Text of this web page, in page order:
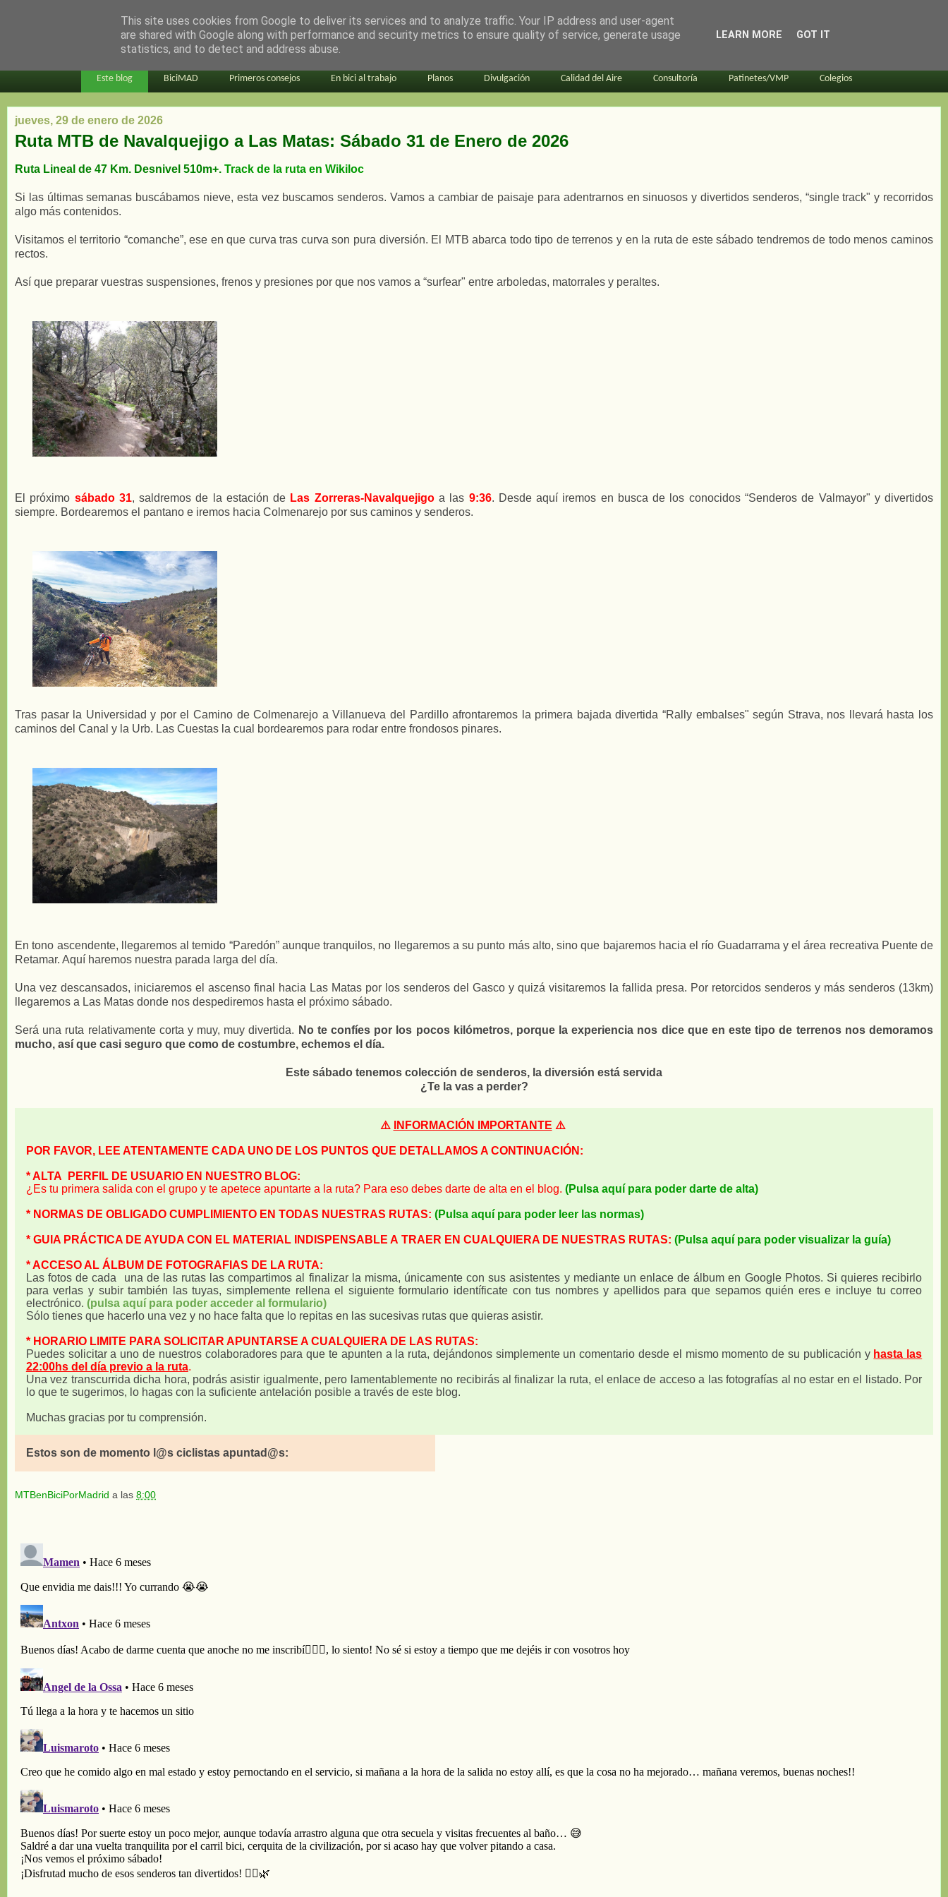
en bici por madrid
Este blog BiciMAD Primeros consejos En bici al trabajo Planos Divulgación Calidad del Aire Consultoría Patinetes/VMP Colegios
jueves, 29 de enero de 2026
Ruta MTB de Navalquejigo a Las Matas: Sábado 31 de Enero de 2026
Ruta Lineal de 47 Km. Desnivel 510m+. Track de la ruta en Wikiloc
Si las últimas semanas buscábamos nieve, esta vez buscamos senderos. Vamos a cambiar de paisaje para adentrarnos en sinuosos y divertidos senderos, “single track" y recorridos
algo más contenidos.
Visitamos el territorio “comanche”, ese en que curva tras curva son pura diversión. El MTB abarca todo tipo de terrenos y en la ruta de este sábado tendremos de todo menos caminos
rectos.
Así que preparar vuestras suspensiones, frenos y presiones por que nos vamos a “surfear" entre arboledas, matorrales y peraltes.
El próximo sábado 31, saldremos de la estación de Las Zorreras-Navalquejigoa las 9:36. Desde aquí iremos en busca de los conocidos “Senderos de Valmayor" y divertidos
siempre. Bordearemos el pantano e iremos hacia Colmenarejo por sus caminos y senderos.
Tras pasar la Universidad y por el Camino de Colmenarejo a Villanueva del Pardillo afrontaremos la primera bajada divertida “Rally embalses" según Strava, nos llevará hasta los
caminos del Canal y la Urb. Las Cuestas la cual bordearemos para rodar entre frondosos pinares.
En tono ascendente, llegaremos al temido “Paredón” aunque tranquilos, no llegaremos a su punto más alto, sino que bajaremos hacia el río Guadarrama y el área recreativa Puente de
Retamar. Aquí haremos nuestra parada larga del día.
Una vez descansados, iniciaremos el ascenso final hacia Las Matas por los senderos del Gasco y quizá visitaremos la fallida presa. Por retorcidos senderos y más senderos (13km)
llegaremos a Las Matas donde nos despediremos hasta el próximo sábado.
Será una ruta relativamente corta y muy, muy divertida. No te confíes por los pocos kilómetros, porque la experiencia nos dice que en este tipo de terrenos nos demoramos
mucho, así que casi seguro que como de costumbre, echemos el día.
Este sábado tenemos colección de senderos, la diversión está servida
¿Te la vas a perder?
⚠️ INFORMACIÓN IMPORTANTE ⚠️
POR FAVOR, LEE ATENTAMENTE CADA UNO DE LOS PUNTOS QUE DETALLAMOS A CONTINUACIÓN:
* ALTA PERFIL DE USUARIO EN NUESTRO BLOG:
¿Es tu primera salida con el grupo y te apetece apuntarte a la ruta? Para eso debes darte de alta en el blog. (Pulsa aquí para poder darte de alta)
* NORMAS DE OBLIGADO CUMPLIMIENTO EN TODAS NUESTRAS RUTAS: (Pulsa aquí para poder leer las normas)
* GUIA PRÁCTICA DE AYUDA CON EL MATERIAL INDISPENSABLE A TRAER EN CUALQUIERA DE NUESTRAS RUTAS: (Pulsa aquí para poder visualizar la guía)
* ACCESO AL ÁLBUM DE FOTOGRAFIAS DE LA RUTA:
Las fotos de cada una de las rutas las compartimos al finalizar la misma, únicamente con sus asistentes y mediante un enlace de álbum en Google Photos. Si quieres recibirlo
para verlas y subir también las tuyas, simplemente rellena el siguiente formulario identíficate con tus nombres y apellidos para que sepamos quién eres e incluye tu correo
electrónico. (pulsa aquí para poder acceder al formulario)
Sólo tienes que hacerlo una vez y no hace falta que lo repitas en las sucesivas rutas que quieras asistir.
* HORARIO LIMITE PARA SOLICITAR APUNTARSE A CUALQUIERA DE LAS RUTAS:
Puedes solicitar a uno de nuestros colaboradores para que te apunten a la ruta, dejándonos simplemente un comentario desde el mismo momento de su publicación y hasta las
22:00hs del día previo a la ruta.
Una vez transcurrida dicha hora, podrás asistir igualmente, pero lamentablemente no recibirás al finalizar la ruta, el enlace de acceso a las fotografías al no estar en el listado. Por
lo que te sugerimos, lo hagas con la suficiente antelación posible a través de este blog.
Muchas gracias por tu comprensión.
Estos son de momento l@s ciclistas apuntad@s:
MTBenBiciPorMadrid a las 8:00
This site uses cookies from Google to deliver its services and to analyze traffic. Your IP address and user-agent
are shared with Google along with performance and security metrics to ensure quality of service, generate usage
statistics, and to detect and address abuse.
LEARN MORE GOT IT